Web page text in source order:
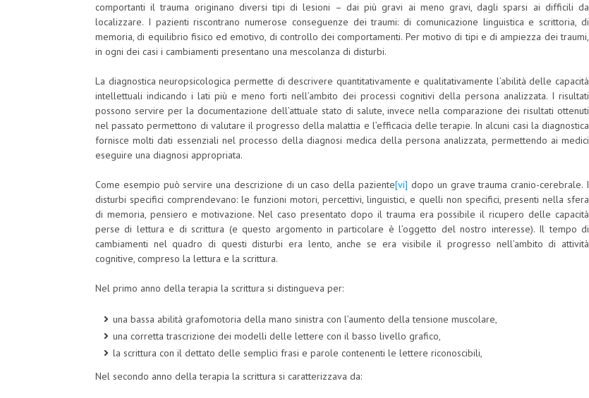
comportanti il trauma originano diversi tipi di lesioni – dai più gravi ai meno gravi, dagli sparsi ai difficili da
localizzare. I pazienti riscontrano numerose conseguenze dei traumi: di comunicazione linguistica e scrittoria, di
memoria, di equilibrio fisico ed emotivo, di controllo dei comportamenti. Per motivo di tipi e di ampiezza dei traumi,
in ogni dei casi i cambiamenti presentano una mescolanza di disturbi.
La diagnostica neuropsicologica permette di descrivere quantitativamente e qualitativamente l’abilità delle capacità
intellettuali indicando i lati più e meno forti nell’ambito dei processi cognitivi della persona analizzata. I risultati
possono servire per la documentazione dell’attuale stato di salute, invece nella comparazione dei risultati ottenuti
nel passato permettono di valutare il progresso della malattia e l’efficacia delle terapie. In alcuni casi la diagnostica
fornisce molti dati essenziali nel processo della diagnosi medica della persona analizzata, permettendo ai medici
eseguire una diagnosi appropriata.
Come esempio può servire una descrizione di un caso della paziente[vi] dopo un grave trauma cranio-cerebrale. I
disturbi specifici comprendevano: le funzioni motori, percettivi, linguistici, e quelli non specifici, presenti nella sfera
di memoria, pensiero e motivazione. Nel caso presentato dopo il trauma era possibile il ricupero delle capacità
perse di lettura e di scrittura (e questo argomento in particolare è l’oggetto del nostro interesse). Il tempo di
cambiamenti nel quadro di questi disturbi era lento, anche se era visibile il progresso nell’ambito di attività
cognitive, compreso la lettura e la scrittura.
Nel primo anno della terapia la scrittura si distingueva per:
una bassa abilità grafomotoria della mano sinistra con l’aumento della tensione muscolare,
una corretta trascrizione dei modelli delle lettere con il basso livello grafico,
la scrittura con il dettato delle semplici frasi e parole contenenti le lettere riconoscibili,
Nel secondo anno della terapia la scrittura si caratterizzava da: